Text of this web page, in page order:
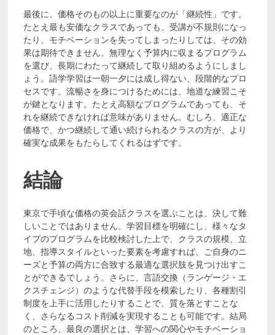
最後に、価格そのもの以上に重要なのが「継続性」です。
たとえ最も安価なクラスであっても、受講が不規則になっ
たり、モチベーションを失ってしまったりしては、その効
果は期待できません。無理なく予算内に収まるプログラム
を選び、長期にわたって継続して取り組めるようにしまし
ょう。語学学習は一朝一夕には成し得ない、段階的なプロ
セスです。流暢さを身につけるためには、地道な練習こそ
が鍵となります。たとえ高額なプログラムであっても、そ
れを継続できなければ意味がありません。むしろ、適正な
価格で、かつ継続して通い続けられるクラスの方が、より
確実な成果をもたらしてくれるはずです。
結論
東京で手頃な価格の英会話クラスを選ぶことは、決して難
しいことではありません。学習目標を明確にし、様々なタ
イプのプログラムを比較検討した上で、クラスの規模、立
地、指導スタイルといった要素を考慮すれば、ご自身のニ
ーズと予算の両方に合致する最適な選択肢を見つけ出すこ
とができるでしょう。さらに、言語交換（ランゲージ・エ
クスチェンジ）のような代替手段を模索したり、各種割引
制度を上手に活用したりすることで、質を落とすことな
く、さらなるコスト削減を実現することも可能です。結局
のところ、最良の選択とは、学習への関心やモチベーショ